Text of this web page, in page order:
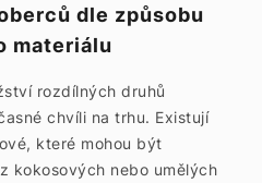
dle způsobu
materiálu
rozdílných druhů
chvíli na trhu. Existují
které mohou být
kokosových nebo umělých